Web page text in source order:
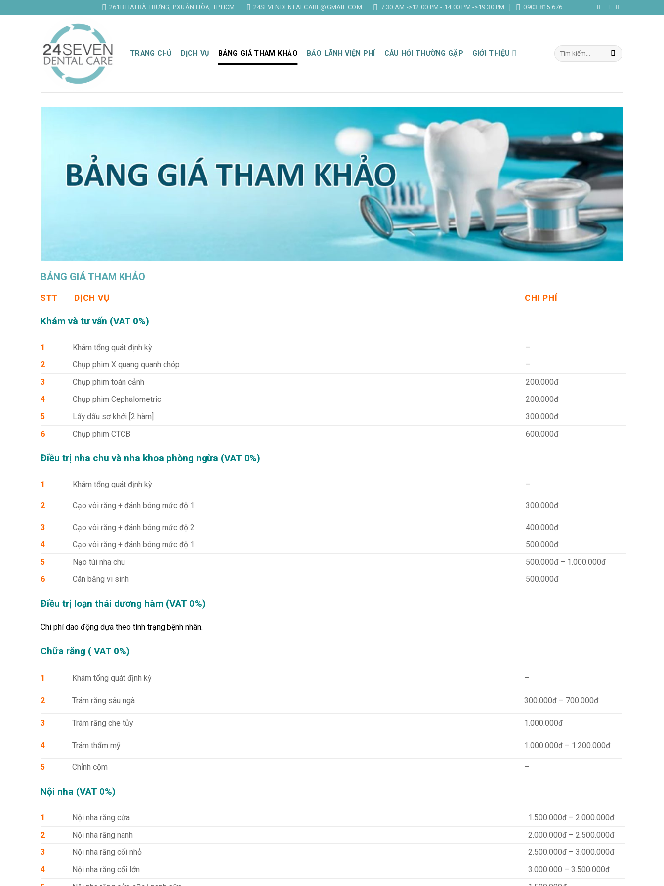
to
261B HAI BÀ TRƯNG, P.XUÂN HÒA, TP.HCM 24SEVENDENTALCARE@GMAIL.COM 7:30 AM ->12:00 PM - 14:00 PM ->19:30 PM 0903 815 676
TRANG CHỦ DỊCH VỤ BẢNG GIÁ THAM KHẢO BẢO LÃNH VIỆN PHÍ CÂU HỎI THƯỜNG GẶP GIỚI THIỆU
BẢNG GIÁ THAM KHẢO
STT DỊCH VỤ CHI PHÍ
Khám và tư vấn (VAT 0%)
1 Khám tổng quát định kỳ
–
2
Chụp phim X quang quanh chóp
–
3
Chụp phim toàn cảnh
200.000đ
4
Chụp phim Cephalometric
200.000đ
5
Lấy dấu sơ khởi [2 hàm]
300.000đ
6
Chụp phim CTCB 600.000đ
Điều trị nha chu và nha khoa phòng ngừa (VAT 0%)
1 Khám tổng quát định kỳ –
2 Cạo vôi răng + đánh bóng mức độ 1 300.000đ
3 Cạo vôi răng + đánh bóng mức độ 2
400.000đ
4
Cạo vôi răng + đánh bóng mức độ 1
500.000đ
5
Nạo túi nha chu
500.000đ – 1.000.000đ
6
Cân bằng vi sinh 500.000đ
Điều trị loạn thái dương hàm (VAT 0%)
Chi phí dao động dựa theo tình trạng bệnh nhân.
Chữa răng ( VAT 0%)
1 Khám tổng quát định kỳ –
2 Trám răng sâu ngà 300.000đ – 700.000đ
3 Trám răng che tủy 1.000.000đ
4 Trám thẩm mỹ 1.000.000đ – 1.200.000đ
5 Chỉnh cộm –
Nội nha (VAT 0%)
1 Nội nha răng cửa
1.500.000đ – 2.000.000đ
2
Nội nha răng nanh
2.000.000đ – 2.500.000đ
3
Nội nha răng cối nhỏ
2.500.000đ – 3.000.000đ
4
Nội nha răng cối lớn
3.000.000 – 3.500.000đ